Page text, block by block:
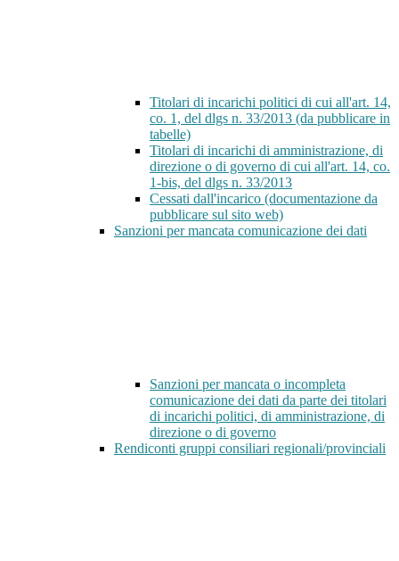
Titolari di incarichi politici di cui all'art. 14,
co. 1, del dlgs n. 33/2013 (da pubblicare in
tabelle)
Titolari di incarichi di amministrazione, di
direzione o di governo di cui all'art. 14, co.
1-bis, del dlgs n. 33/2013
Cessati dall'incarico (documentazione da
pubblicare sul sito web)
Sanzioni per mancata comunicazione dei dati
Sanzioni per mancata o incompleta
comunicazione dei dati da parte dei titolari
di incarichi politici, di amministrazione, di
direzione o di governo
Rendiconti gruppi consiliari regionali/provinciali